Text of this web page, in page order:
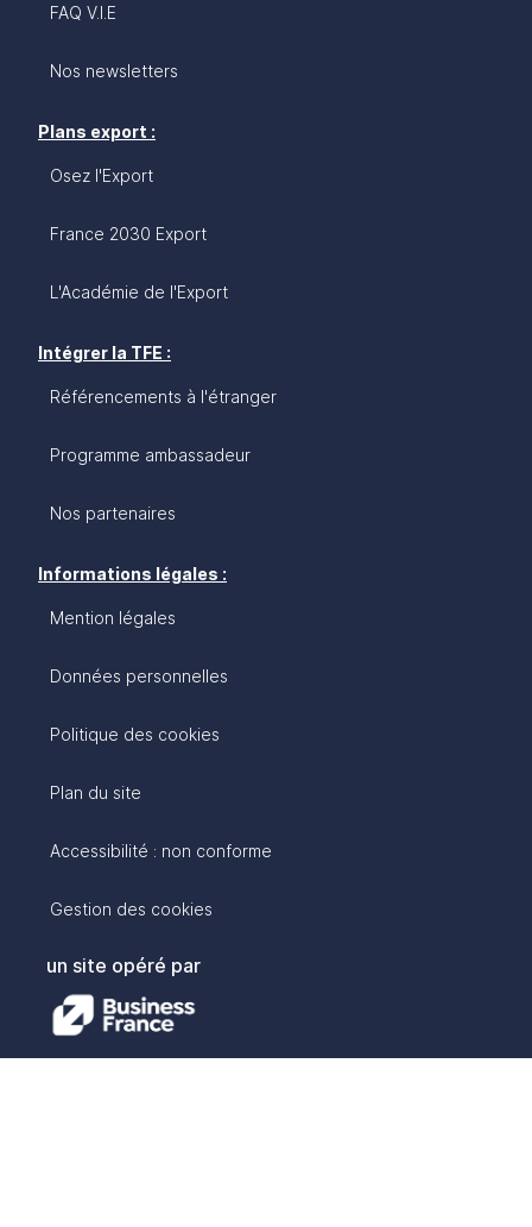
FAQ V.I.E
Nos newsletters
Plans export :
Osez l'Export
France 2030 Export
L'Académie de l'Export
Intégrer la TFE :
Référencements à l'étranger
Programme ambassadeur
Nos partenaires
Informations légales :
Mention légales
Données personnelles
Politique des cookies
Plan du site
Accessibilité : non conforme
Gestion des cookies
un site opéré par
avec :